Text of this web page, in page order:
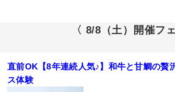
のフルサポート！おふたりにあった結婚式をご提案
【圧巻の絶景！天空チャペル】地上101ｍの天空の
市内を一望できる景観を背景に、お二人の挙式シーン
設・バリアフリー・101Mの絶景を体感できる当館。
でもゲストのおもてなしを考え抜いています。
【料理口コミ8年連続1位受賞！】結婚式当日のメニ
〈 8/8（土）開催フ
直前OK【8年連続人気♪】和牛と甘鯛の贅
ス体験